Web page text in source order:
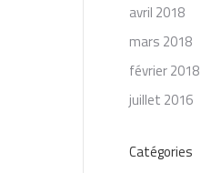
avril 2018
mars 2018
février 2018
juillet 2016
Catégories